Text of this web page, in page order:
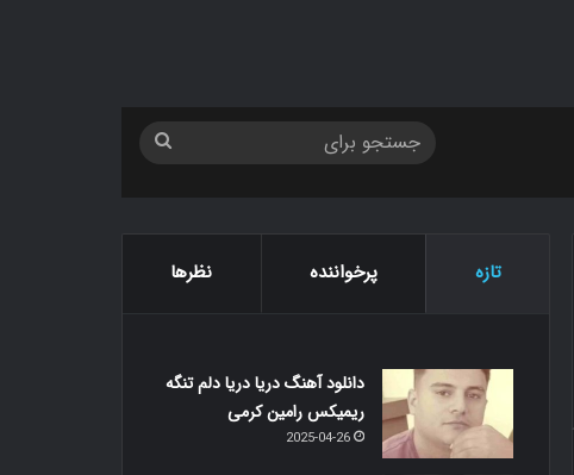
تازه پرخواننده نظرها
دانلود آهنگ دریا دریا دلم تنگه
ریمیکس رامین کرمی
2025-04-26